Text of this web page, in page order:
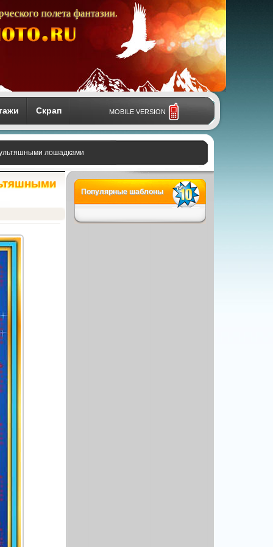
полета фантазии.
Скрап MOBILE VERSION
лошадками
Популярные шаблоны